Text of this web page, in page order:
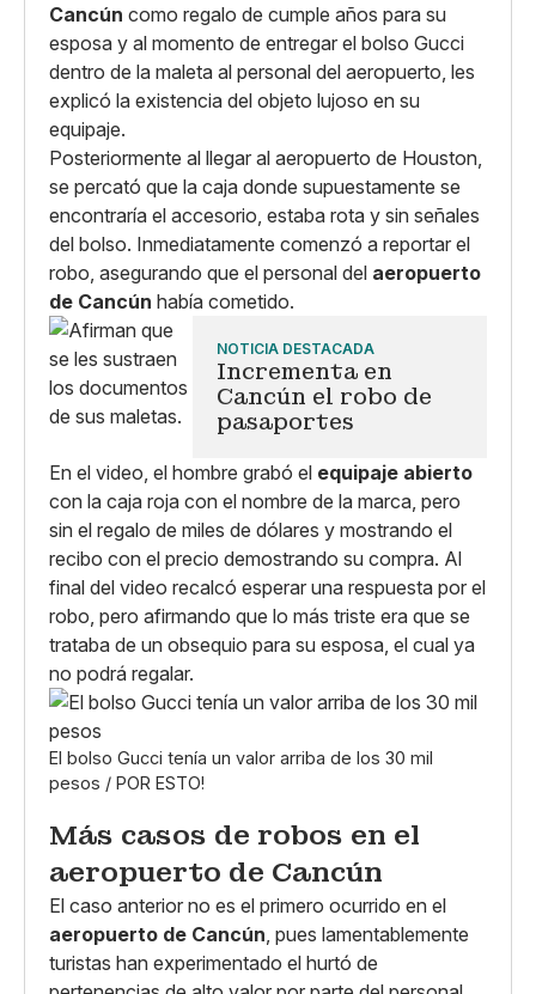
Cancún como regalo de cumple años para su
esposa y al momento de entregar el bolso Gucci
dentro de la maleta al personal del aeropuerto, les
explicó la existencia del objeto lujoso en su
equipaje.
Posteriormente al llegar al aeropuerto de Houston,
se percató que la caja donde supuestamente se
encontraría el accesorio, estaba rota y sin señales
del bolso. Inmediatamente comenzó a reportar el
robo, asegurando que el personal del aeropuerto
de Cancún había cometido.
NOTICIA DESTACADA
Incrementa en
Cancún el robo de
pasaportes
En el video, el hombre grabó el equipaje abierto
con la caja roja con el nombre de la marca, pero
sin el regalo de miles de dólares y mostrando el
recibo con el precio demostrando su compra. Al
final del video recalcó esperar una respuesta por el
robo, pero afirmando que lo más triste era que se
trataba de un obsequio para su esposa, el cual ya
no podrá regalar.
El bolso Gucci tenía un valor arriba de los 30 mil
pesos / POR ESTO!
Más casos de robos en el
aeropuerto de Cancún
El caso anterior no es el primero ocurrido en el
aeropuerto de Cancún , pues lamentablemente
turistas han experimentado el hurtó de